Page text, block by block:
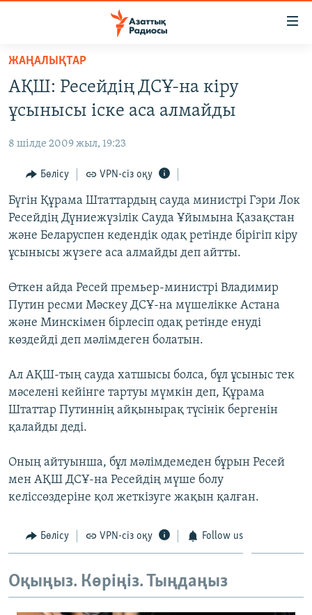
Skip
main
content
Skip
to
Navigation
Skip
to
Search
САЯСАТ
AZATTYQTV
ҚАҢТАР ОҚИҒАСЫ
АДАМ ҚҰҚЫҚТАРЫ
ӘЛЕУМЕТ
ӘЛЕМ
АРНАЙЫ ЖОБАЛАР
Русский
ЖАЗЫЛЫҢЫЗ
Басқа тілдерде
ЖАҢАЛЫҚТАР
АҚШ: Ресейдің ДСҰ-на кіру
ұсынысы іске аса алмайды
8 шілде 2009 жыл, 19:23
Бөлісу VPN-сіз оқу
Бүгін Құрама Штаттардың сауда министрі Гэри Лок
Ресейдің Дүниежүзілік Сауда Ұйымына Қазақстан
және Беларуспен кедендік одақ ретінде бірігіп кіру
ұсынысы жүзеге аса алмайды деп айтты.
Өткен айда Ресей премьер-министрі Владимир
Путин ресми Мәскеу ДСҰ-на мүшелікке Астана
және Минскімен бірлесіп одақ ретінде енуді
көздейді деп мәлімдеген болатын.
Ал АҚШ-тың сауда хатшысы болса, бұл ұсыныс тек
мәселені кейінге тартуы мүмкін деп, Құрама
Штаттар Путиннің айқынырақ түсінік бергенін
қалайды деді.
Оның айтуынша, бұл мәлімдемеден бұрын Ресей
мен АҚШ ДСҰ-на Ресейдің мүше болу
келіссөздеріне қол жеткізуге жақын қалған.
Бөлісу VPN-сіз оқу Follow us
Оқыңыз. Көріңіз. Тыңдаңыз